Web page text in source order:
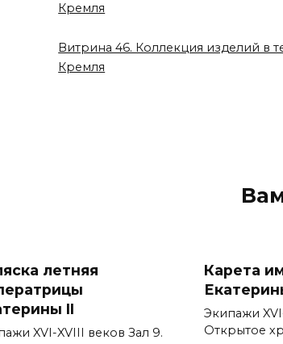
Кремля
Витрина 46. Коллекция изделий в
Кремля
летняя
II
XVI-XVIII веков Зал 9.
Карета
Экипажи
Открытое